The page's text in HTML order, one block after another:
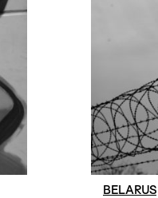
BELARUS